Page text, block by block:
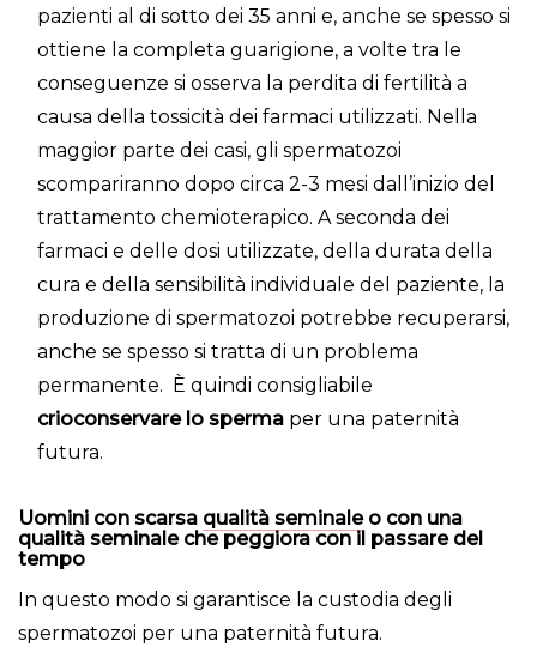
pazienti al di sotto dei 35 anni e, anche se spesso si
ottiene la completa guarigione, a volte tra le
conseguenze si osserva la perdita di fertilità a
causa della tossicità dei farmaci utilizzati. Nella
maggior parte dei casi, gli spermatozoi
scompariranno dopo circa 2-3 mesi dall’inizio del
trattamento chemioterapico. A seconda dei
farmaci e delle dosi utilizzate, della durata della
cura e della sensibilità individuale del paziente, la
produzione di spermatozoi potrebbe recuperarsi,
anche se spesso si tratta di un problema
permanente. È quindi consigliabile
crioconservare lo sperma per una paternità
futura.
Uomini con scarsa qualità seminaleo con una
qualità seminale che peggiora con il passare del
tempo
In questo modo si garantisce la custodia degli
spermatozoi per una paternità futura.